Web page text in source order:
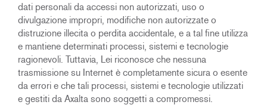
dati personali da accessi non autorizzati, uso o
divulgazione impropri, modifiche non autorizzate o
distruzione illecita o perdita accidentale, e a tal fine utilizza
e mantiene determinati processi, sistemi e tecnologie
ragionevoli. Tuttavia, Lei riconosce che nessuna
trasmissione su Internet è completamente sicura o esente
da errori e che tali processi, sistemi e tecnologie utilizzati
e gestiti da Axalta sono soggetti a compromessi.